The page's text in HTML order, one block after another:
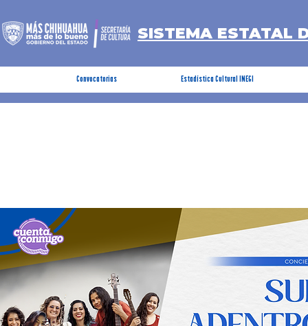
SISTEMA ESTATAL
Convocatorias Estadística Cultural INEGI